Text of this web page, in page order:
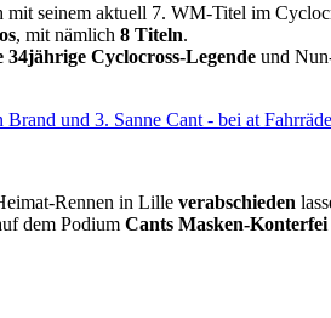
mit seinem aktuell 7. WM-Titel im
, mit nämlich 8 Titeln.
34jährige Cyclocross-Legende und
Rennen in Lille verabschieden
dem Podium Cants Masken-Konterfei